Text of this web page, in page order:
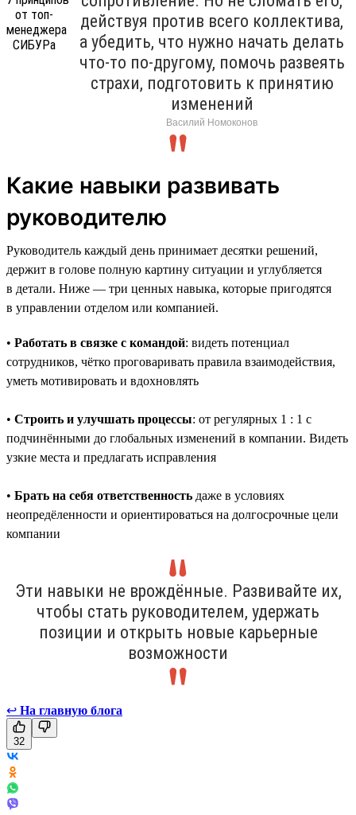
действуя против всего коллектива,
а убедить, что нужно начать делать
что-то по-другому, помочь развеять
страхи, подготовить к принятию
изменений
Василий Номоконов
Какие навыки развивать
руководителю
Руководитель каждый день принимает десятки решений,
держит в голове полную картину ситуации и углубляется
в детали. Ниже — три ценных навыка, которые пригодятся
в управлении отделом или компанией.
• Работать в связке с командой: видеть потенциал
сотрудников, чётко проговаривать правила взаимодействия,
уметь мотивировать и вдохновлять
• Строить и улучшать процессы: от регулярных 1 : 1 с
подчинёнными до глобальных изменений в компании. Видеть
узкие места и предлагать исправления
• Брать на себя ответственность даже в условиях
неопредёленности и ориентироваться на долгосрочные цели
компании
Эти навыки не врождённые. Развивайте их,
чтобы стать руководителем, удержать
позиции и открыть новые карьерные
возможности
↩ На главную блога
32